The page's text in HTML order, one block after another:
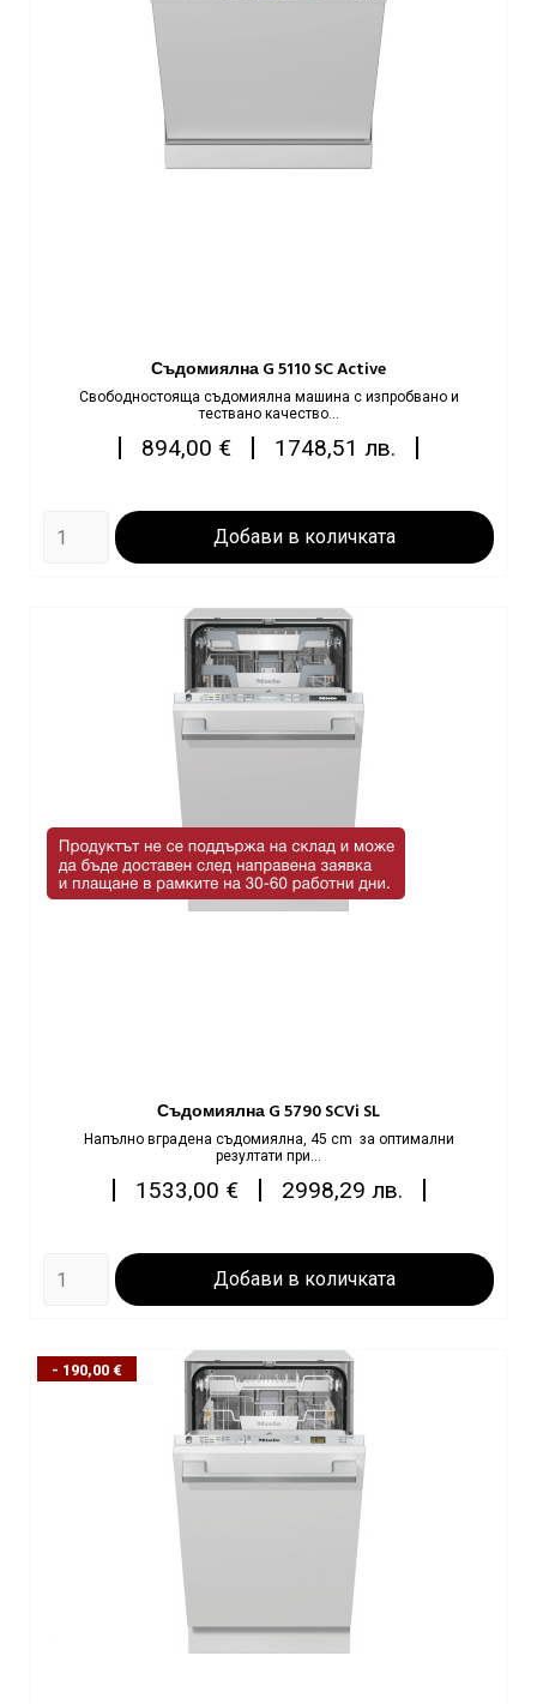
Съдомиялна G 5110 SC Active
Свободностояща съдомиялна машина с изпробвано и
тествано качество...
Цена
894,00 € 1748,51 лв.
Добави в количката
Съдомиялна G 5790 SCVi SL
Напълно вградена съдомиялна, 45 cm за оптимални
резултати при...
Цена
1533,00 €| 2998,29 лв.
Добави в количката
- 190,00 €